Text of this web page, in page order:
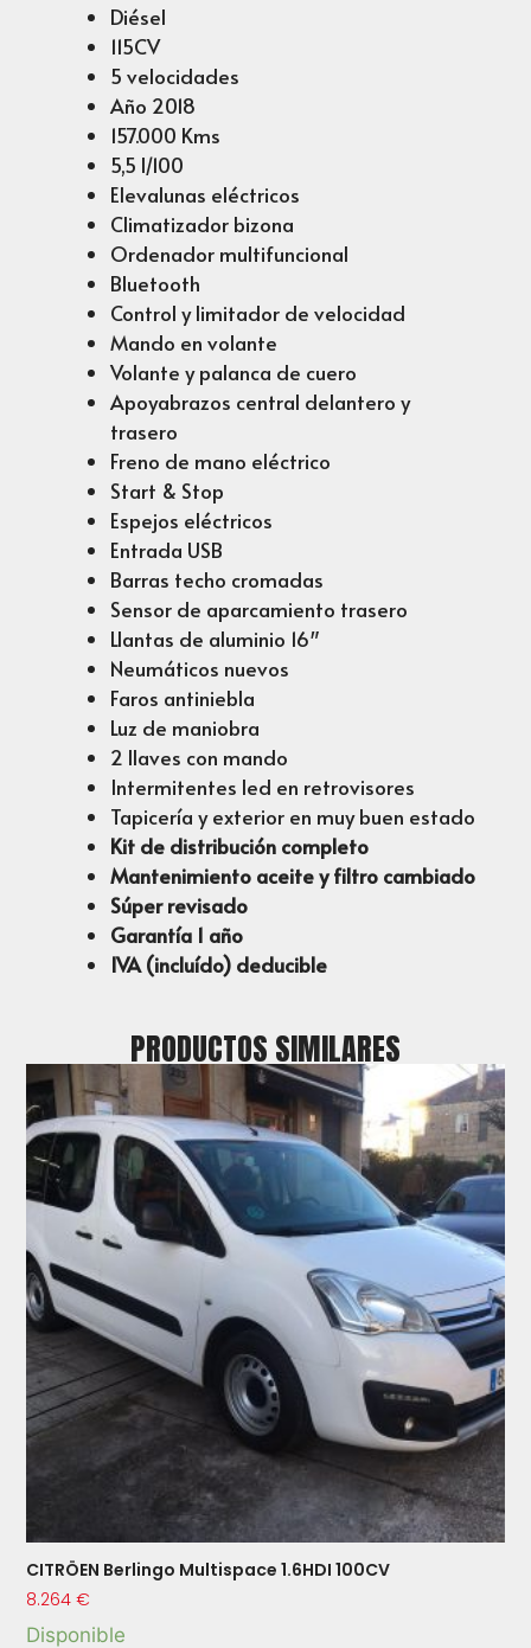
Diésel
115CV
5 velocidades
Año 2018
157.000 Kms
5,5 l/100
Elevalunas eléctricos
Climatizador bizona
Ordenador multifuncional
Bluetooth
Control y limitador de velocidad
Mando en volante
Volante y palanca de cuero
Apoyabrazos central delantero y
trasero
Freno de mano eléctrico
Start & Stop
Espejos eléctricos
Entrada USB
Barras techo cromadas
Sensor de aparcamiento trasero
Llantas de aluminio 16″
Neumáticos nuevos
Faros antiniebla
Luz de maniobra
2 llaves con mando
Intermitentes led en retrovisores
Tapicería y exterior en muy buen estado
Kit de distribución completo
Mantenimiento aceite y filtro cambiado
Súper revisado
Garantía 1 año
IVA (incluído) deducible
PRODUCTOS SIMILARES
CITRÖEN Berlingo Multispace 1.6HDI 100CV
8.264€
Disponible